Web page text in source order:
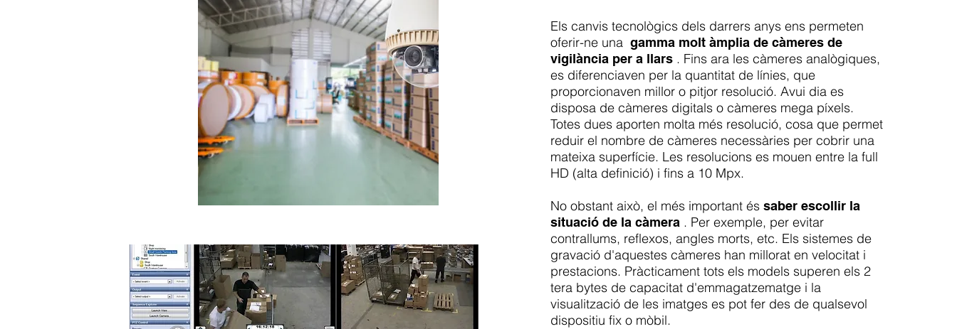
Els canvis tecnològics dels darrers anys ens permeten
oferir-ne una gamma molt àmplia de càmeres de
vigilància per a llars . Fins ara les càmeres analògiques,
es diferenciaven per la quantitat de línies, que
proporcionaven millor o pitjor resolució. Avui dia es
disposa de càmeres digitals o càmeres mega píxels.
Totes dues aporten molta més resolució, cosa que permet
reduir el nombre de càmeres necessàries per cobrir una
mateixa superfície. Les resolucions es mouen entre la full
HD (alta definició) i fins a 10 Mpx.
No obstant això, el més important és saber escollir la
situació de la càmera . Per exemple, per evitar
contrallums, reflexos, angles morts, etc. Els sistemes de
gravació d'aquestes càmeres han millorat en velocitat i
prestacions. Pràcticament tots els models superen els 2
tera bytes de capacitat d'emmagatzematge i la
visualització de les imatges es pot fer des de qualsevol
dispositiu fix o mòbil.